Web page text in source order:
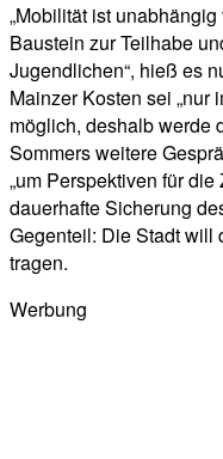
„Mobilität ist
Baustein zur Teilhabe
Jugendlichen“, hieß es
Mainzer Kosten sei „nur
möglich, deshalb werde
Sommers weitere
„um Perspektiven für
dauerhafte Sicherung
Gegenteil: Die Stadt will
tragen.
Werbung